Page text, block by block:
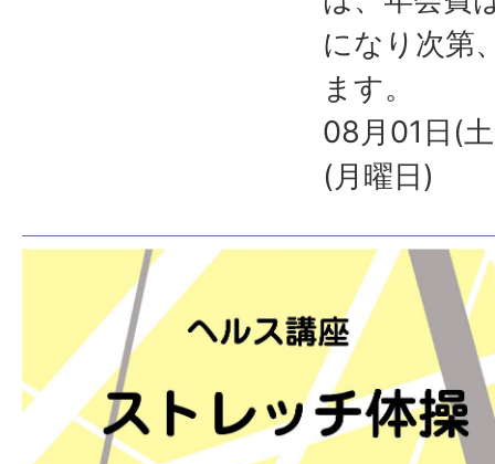
になり次第
ます。
08月01日(
(月曜日)